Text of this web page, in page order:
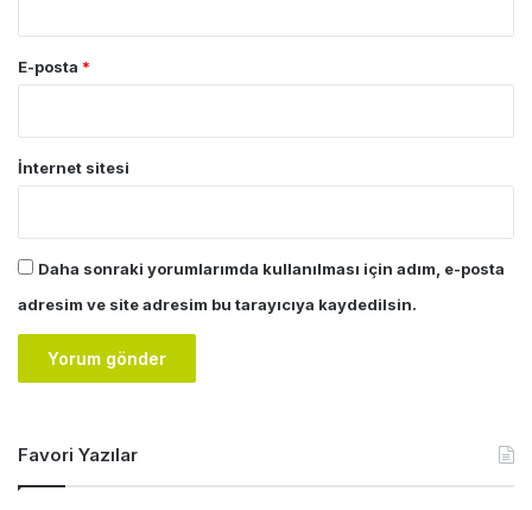
E-posta *
İnternet sitesi
Daha sonraki yorumlarımda kullanılması için adım, e-posta
adresim ve site adresim bu tarayıcıya kaydedilsin.
Favori Yazılar